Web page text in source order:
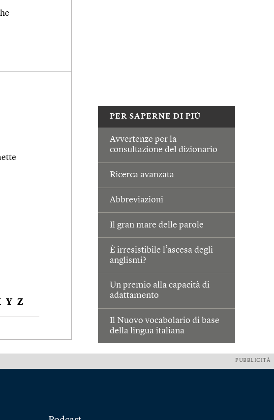
PER SAPERNE DI PIÙ
Avvertenze per la
consultazione del dizionario
Ricerca avanzata
Abbreviazioni
Il gran mare delle parole
È irresistibile l’ascesa degli
anglismi?
Un premio alla capacità di
adattamento
Il Nuovo vocabolario di base
della lingua italiana
Y Z
PUBBLICITÀ